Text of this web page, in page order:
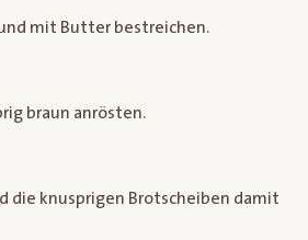
mit Butter bestreichen.
braun anrösten.
die knusprigen Brotscheiben damit